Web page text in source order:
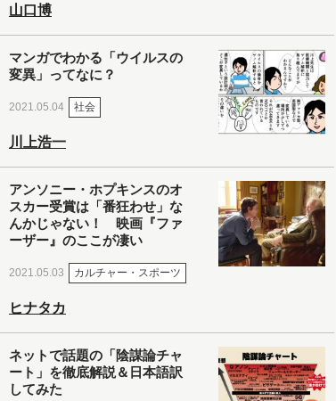
山口博
マンガでわかる「ウイルスの
変異」ってなに？
2021.05.04 社会
川上浩一
アンソニー・ホプキンスのオ
スカー受賞は「番狂わせ」な
んかじゃない！ 映画『ファ
ーザー』のここが凄い
2021.05.03 カルチャー・スポーツ
ヒナタカ
ネットで話題の「陰謀論チャ
ート」を徹底解説＆日本語訳
してみた